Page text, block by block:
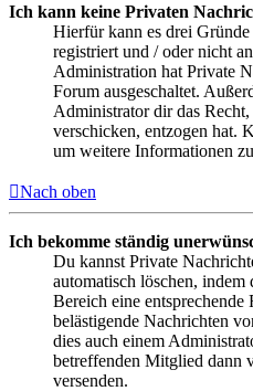
Ich kann keine Privaten
Hierfür kann es drei
registriert und / oder nicht
Administration hat Private
Forum ausgeschaltet.
Administrator dir das
verschicken, entzogen hat.
um weitere Informationen
Nach oben
Ich bekomme ständig
Du kannst Private
automatisch löschen,
Bereich eine entsprechende
belästigende Nachrichten
dies auch einem
betreffenden Mitglied dann
versenden.